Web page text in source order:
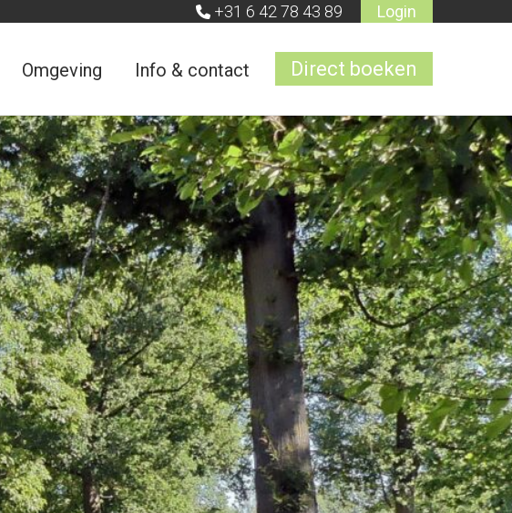
+31 6 42 78 43 89 Login
Omgeving Info & contact Direct boeken